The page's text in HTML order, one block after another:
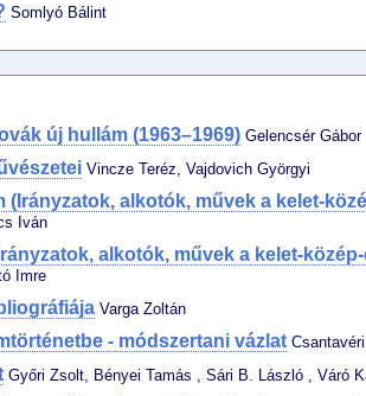
Somlyó Bálint
új hullám (1963–1969) Gelencsér Gábor
Vincze Teréz, Vajdovich Györgyi
(Irányzatok, alkotók, művek a kelet-
Iván
alkotók, művek a kelet-
Imre
Varga Zoltán
- módszertani vázlat
Győri Zsolt, Bényei Tamás , Sári B. László , Váró